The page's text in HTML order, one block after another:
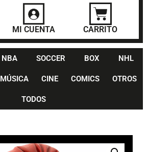
MI CUENTA CARRITO
NBA SOCCER BOX NHL
MÚSICA CINE COMICS OTROS
TODOS